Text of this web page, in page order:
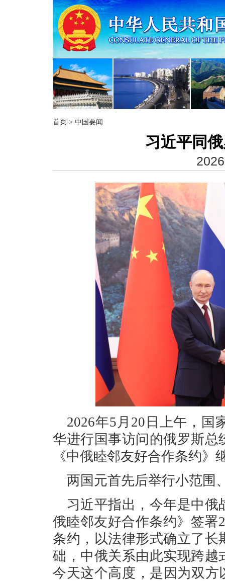
首页 > 中国要闻
习近平同
2026年5月20日上午，国
华进行国事访问的俄罗斯
《中俄睦邻友好合作条约》
两国元首先后举行小范围
习近平指出，今年是中俄
俄睦邻友好合作条约》签署
条约，以法律形式确立了
础，中俄关系由此实现跨
今天这个高度，是因为双方